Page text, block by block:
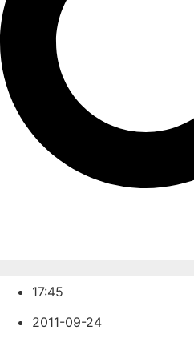
17:45
2011-09-24